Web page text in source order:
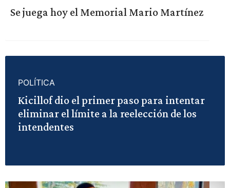
Se juega hoy el Memorial Mario Martínez
POLÍTICA
Kicillof dio el primer paso para intentar
eliminar el límite a la reelección de los
intendentes